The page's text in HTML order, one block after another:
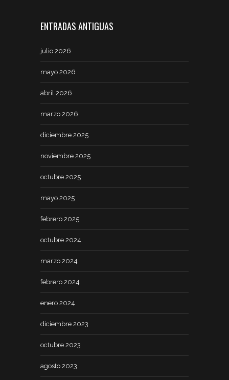
ENTRADAS ANTIGUAS
julio 2026
mayo 2026
abril 2026
marzo 2026
diciembre 2025
noviembre 2025
octubre 2025
mayo 2025
febrero 2025
octubre 2024
marzo 2024
febrero 2024
enero 2024
diciembre 2023
octubre 2023
agosto 2023